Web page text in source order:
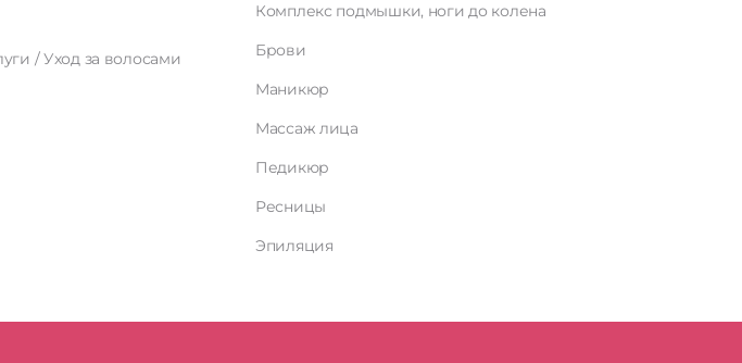
/ Уход за волосами
Комплекс подмышки, ноги до колена
Брови
Маникюр
Массаж лица
Педикюр
Ресницы
Эпиляция